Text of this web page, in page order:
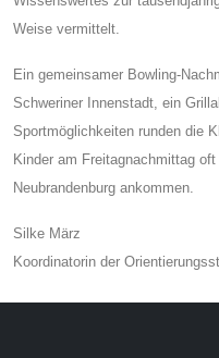
Weise vermittelt.
Ein gemeinsamer Bowling-
Schweriner Innenstadt, ein
Sportmöglichkeiten runden die
Kinder am Freitagnachmittag
Neubrandenburg ankommen.
Silke März
Koordinatorin der